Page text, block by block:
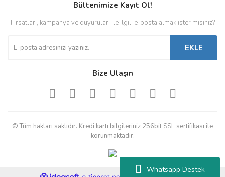
Whatsapp Destek
Bültenimize Kayıt Ol!
Fırsatları, kampanya ve duyuruları ile ilgili e-posta almak ister misiniz?
EKLE
Bize Ulaşın
© Tüm hakları saklıdır. Kredi kartı bilgileriniz 256bit SSL sertifikası ile
korunmaktadır.